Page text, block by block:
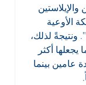
الأوعية
ونتيجةً لذلك،
أكثر
عامين بينما